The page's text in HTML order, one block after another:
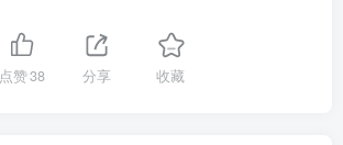
点赞38 分享 收藏